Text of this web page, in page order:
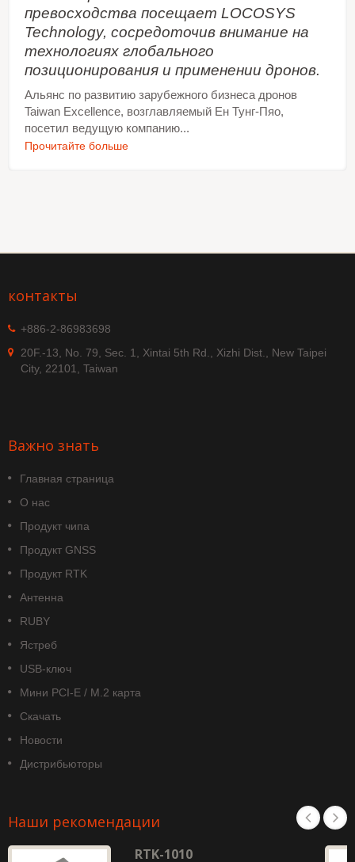
превосходства посещает LOCOSYS
Technology, сосредоточив внимание на
технологиях глобального
позиционирования и применении дронов.
Альянс по развитию зарубежного бизнеса дронов
Taiwan Excellence, возглавляемый Ен Тунг-Пяо,
посетил ведущую компанию...
Прочитайте больше
контакты
+886-2-86983698
20F.-13, No. 79, Sec. 1, Xintai 5th Rd., Xizhi Dist., New Taipei
City, 22101, Taiwan
Важно знать
Главная страница
О нас
Продукт чипа
Продукт GNSS
Продукт RTK
Антенна
RUBY
Ястреб
USB-ключ
Мини PCI-E / M.2 карта
Скачать
Новости
Дистрибьюторы
Наши рекомендации
RTK-1010